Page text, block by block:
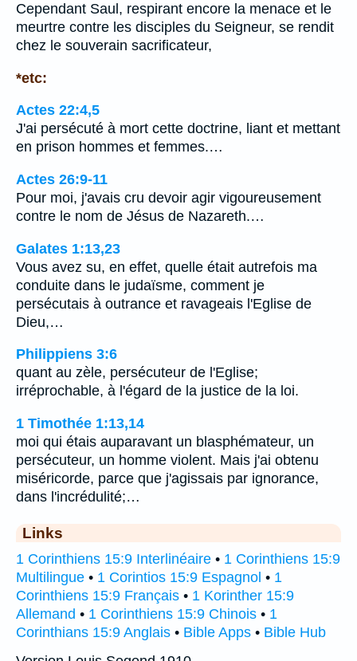
Cependant Saul, respirant encore la menace et le
meurtre contre les disciples du Seigneur, se rendit
chez le souverain sacrificateur,
*etc:
Actes 22:4,5
J'ai persécuté à mort cette doctrine, liant et mettant
en prison hommes et femmes.…
Actes 26:9-11
Pour moi, j'avais cru devoir agir vigoureusement
contre le nom de Jésus de Nazareth.…
Galates 1:13,23
Vous avez su, en effet, quelle était autrefois ma
conduite dans le judaïsme, comment je
persécutais à outrance et ravageais l'Eglise de
Dieu,…
Philippiens 3:6
quant au zèle, persécuteur de l'Eglise;
irréprochable, à l'égard de la justice de la loi.
1 Timothée 1:13,14
moi qui étais auparavant un blasphémateur, un
persécuteur, un homme violent. Mais j'ai obtenu
miséricorde, parce que j'agissais par ignorance,
dans l'incrédulité;…
Links
1 Corinthiens 15:9 Interlinéaire • 1 Corinthiens 15:9
Multilingue • 1 Corintios 15:9 Espagnol • 1
Corinthiens 15:9 Français • 1 Korinther 15:9
Allemand • 1 Corinthiens 15:9 Chinois • 1
Corinthians 15:9 Anglais • Bible Apps • Bible Hub